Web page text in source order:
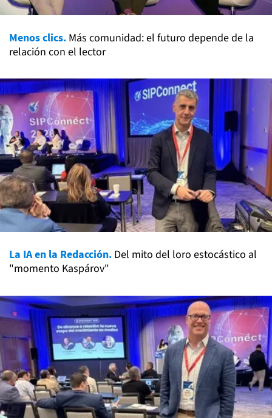
Menos clics. Más comunidad: el futuro depende de la
relación con el lector
La IA en la Redacción. Del mito del loro estocástico al
"momento Kaspárov"